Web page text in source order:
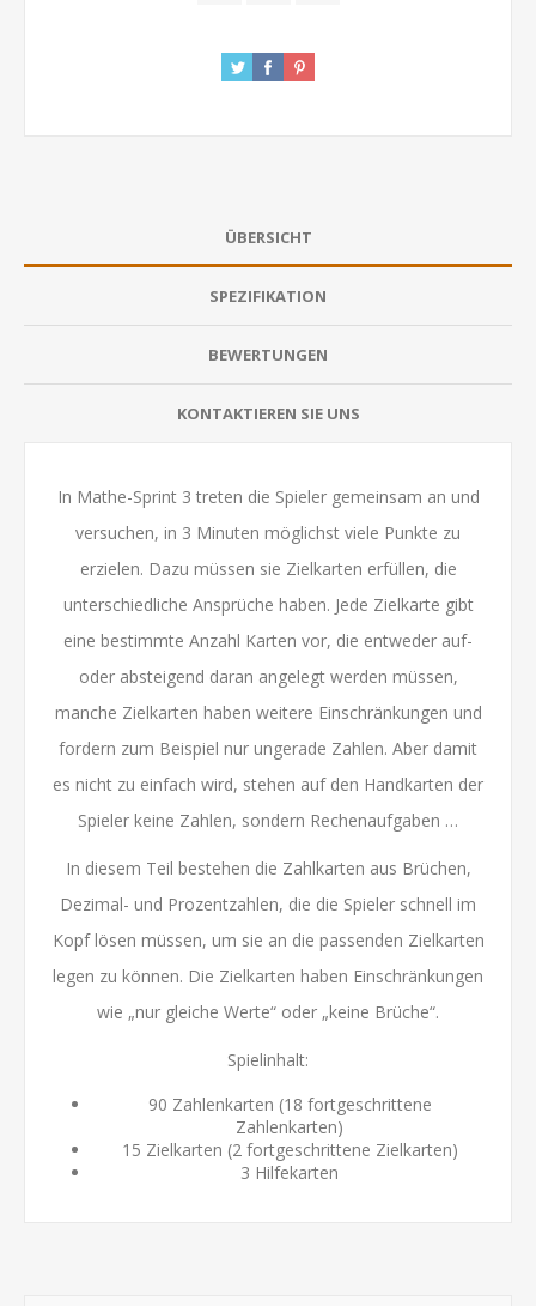
ÜBERSICHT
SPEZIFIKATION
BEWERTUNGEN
KONTAKTIEREN SIE UNS
In Mathe-Sprint 3 treten die Spieler gemeinsam an und
versuchen, in 3 Minuten möglichst viele Punkte zu
erzielen. Dazu müssen sie Zielkarten erfüllen, die
unterschiedliche Ansprüche haben. Jede Zielkarte gibt
eine bestimmte Anzahl Karten vor, die entweder auf-
oder absteigend daran angelegt werden müssen,
manche Zielkarten haben weitere Einschränkungen und
fordern zum Beispiel nur ungerade Zahlen. Aber damit
es nicht zu einfach wird, stehen auf den Handkarten der
Spieler keine Zahlen, sondern Rechenaufgaben …
In diesem Teil bestehen die Zahlkarten aus Brüchen,
Dezimal- und Prozentzahlen, die die Spieler schnell im
Kopf lösen müssen, um sie an die passenden Zielkarten
legen zu können. Die Zielkarten haben Einschränkungen
wie „nur gleiche Werte“ oder „keine Brüche“.
Spielinhalt:
90 Zahlenkarten (18 fortgeschrittene
Zahlenkarten)
15 Zielkarten (2 fortgeschrittene Zielkarten)
3 Hilfekarten